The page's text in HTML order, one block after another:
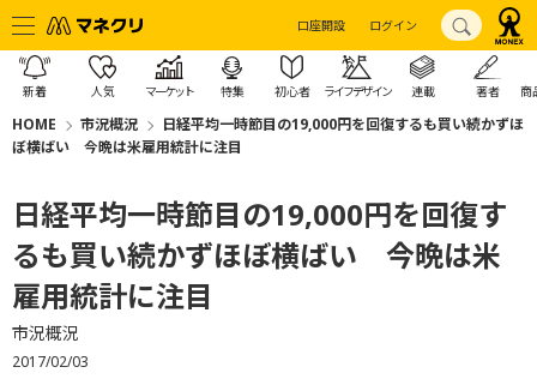
口座開設 ログイン
新着 人気 マーケット 特集 初心者 ライフデザイン 連載 著者 商
HOME 市況概況
日経平均一時節目の19,000円を回復するも買い続かずほ
ぼ横ばい 今晩は米雇用統計に注目
日経平均一時節目の19,000円を回復す
るも買い続かずほぼ横ばい 今晩は米
雇用統計に注目
市況概況
2017/02/03